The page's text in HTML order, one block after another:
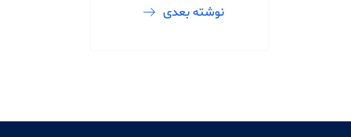
نوشته بعدی